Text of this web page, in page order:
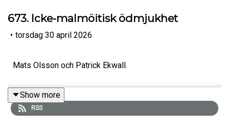
673. Icke-malmöitisk ödmjukhet
• torsdag 30 april 2026
Mats Olsson och Patrick Ekwall.
Show more
RSS